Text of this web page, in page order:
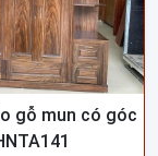
gỗ mun có góc